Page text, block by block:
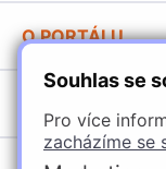
Souhlas se
Pro více
zacházíme se
Stavební katalog
Brožury Häfele
O PORTÁLU
Provozovatel
Jak používat portál
Úchytky